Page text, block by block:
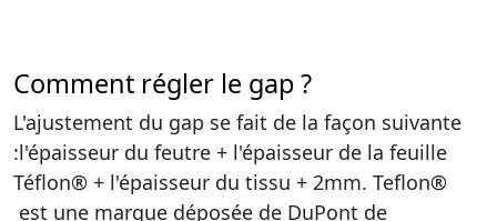
Comment régler le gap ?
L'ajustement du gap se fait de la façon suivante
:l'épaisseur du feutre + l'épaisseur de la feuille
Téflon® + l'épaisseur du tissu + 2mm. Teflon®
est une marque déposée de DuPont de